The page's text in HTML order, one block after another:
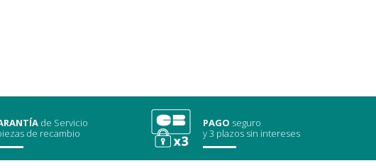
de Servicio
de recambio
PAGO seguro
y 3 plazos sin intereses